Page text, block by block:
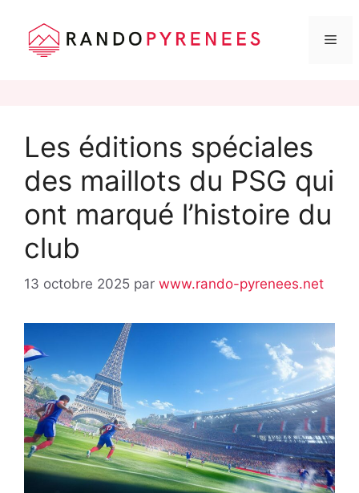
contenuLes éditions spéciales
des maillots du PSG qui
ont marqué l’histoire du
club
13 octobre 2025 par www.rando-pyrenees.net